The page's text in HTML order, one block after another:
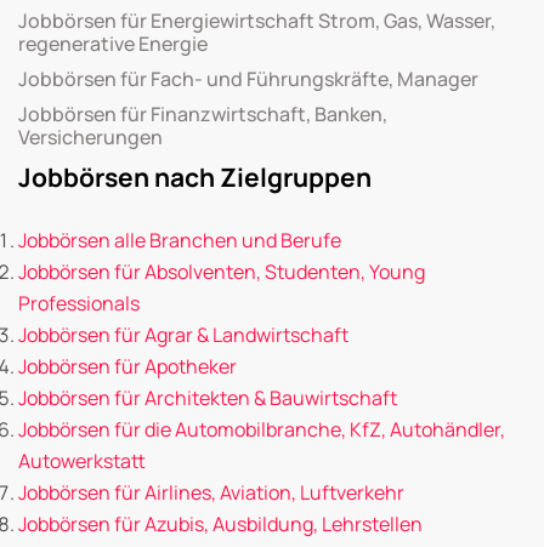
Jobbörsen für Energiewirtschaft Strom, Gas, Wasser,
regenerative Energie
Jobbörsen für Fach- und Führungskräfte, Manager
Jobbörsen für Finanzwirtschaft, Banken,
Versicherungen
Jobbörsen nach Zielgruppen
Jobbörsen alle Branchen und Berufe
Jobbörsen für Absolventen, Studenten, Young
Professionals
Jobbörsen für Agrar & Landwirtschaft
Jobbörsen für Apotheker
Jobbörsen für Architekten & Bauwirtschaft
Jobbörsen für die Automobilbranche, KfZ, Autohändler,
Autowerkstatt
Jobbörsen für Airlines, Aviation, Luftverkehr
Jobbörsen für Azubis, Ausbildung, Lehrstellen